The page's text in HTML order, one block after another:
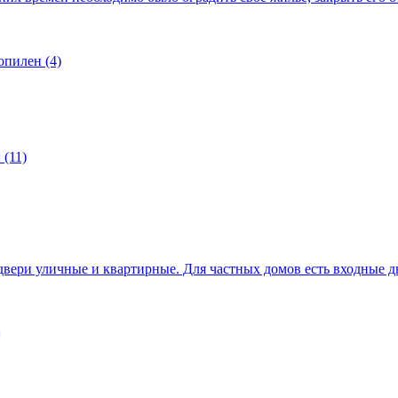
(4)
(11)
уличные и квартирные. Для частных домов есть входные